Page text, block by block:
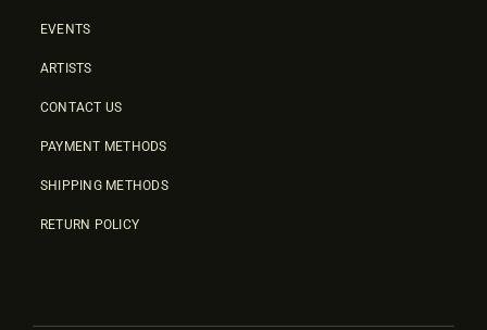
EVENTS
ARTISTS
CONTACT US
PAYMENT METHODS
SHIPPING METHODS
RETURN POLICY